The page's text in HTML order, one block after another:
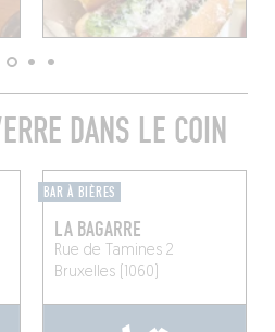
DANS LE COIN
BAR À BIÈRES
LA BAGARRE
Rue de Tamines 2
Bruxelles (1060)